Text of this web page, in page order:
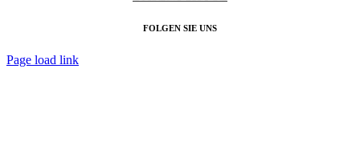
FOLGEN SIE UNS
Page load link